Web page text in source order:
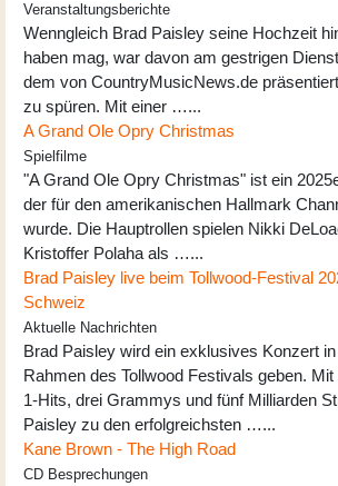
Veranstaltungsberichte
Wenngleich Brad Paisley seine Hochzeit
haben mag, war davon am gestrigen
dem von CountryMusicNews.de
zu spüren. Mit einer …...
A Grand Ole Opry Christmas
Spielfilme
"A Grand Ole Opry Christmas" ist ein
der für den amerikanischen Hallmark
wurde. Die Hauptrollen spielen Nikki
Kristoffer Polaha als …...
Brad Paisley live beim Tollwood-Festival
Schweiz
Aktuelle Nachrichten
Brad Paisley wird ein exklusives Konzert
Rahmen des Tollwood Festivals geben.
1-Hits, drei Grammys und fünf Milliarden
Paisley zu den erfolgreichsten …...
Kane Brown - The High Road
CD Besprechungen